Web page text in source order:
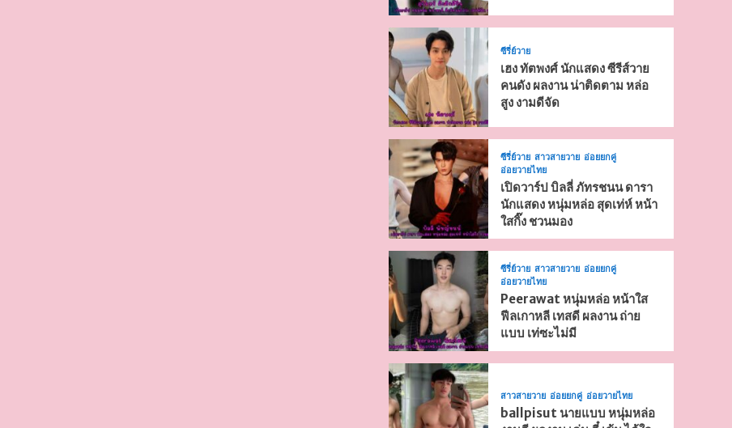
ซีรี่ย์วาย
เฮง ทัตพงศ์ นักแสดง ซีรีส์วาย
คนดัง ผลงาน น่าติดตาม หล่อ
สูง งามดีจัด
ซีรี่ย์วาย สาวสายวาย อ่อยยกคู่
อ่อยวายไทย
เปิดวาร์ป บิลลี่ ภัทรชนน ดารา
นักแสดง หนุ่มหล่อ สุดเท่ห์ หน้า
ใสกิ๊ง ชวนมอง
ซีรี่ย์วาย สาวสายวาย อ่อยยกคู่
อ่อยวายไทย
Peerawat หนุ่มหล่อ หน้าใส
ฟีลเกาหลี เทสดี ผลงาน ถ่าย
แบบ เท่ซะไม่มี
สาวสายวาย อ่อยยกคู่ อ่อยวายไทย
ballpisut นายแบบ หนุ่มหล่อ